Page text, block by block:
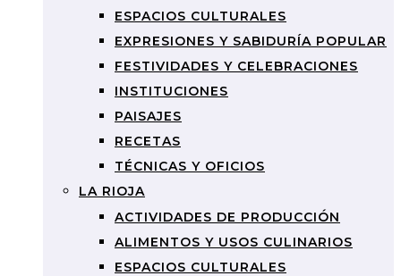
ESPACIOS CULTURALES
EXPRESIONES Y SABIDURÍA POPULAR
FESTIVIDADES Y CELEBRACIONES
INSTITUCIONES
PAISAJES
RECETAS
TÉCNICAS Y OFICIOS
LA RIOJA
ACTIVIDADES DE PRODUCCIÓN
ALIMENTOS Y USOS CULINARIOS
ESPACIOS CULTURALES